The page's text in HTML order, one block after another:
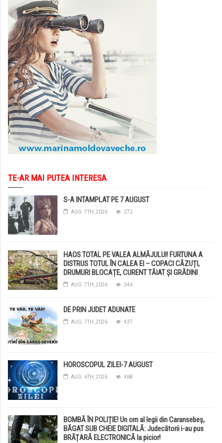
TE-AR MAI PUTEA INTERESA
S-A INTAMPLAT PE 7 AUGUST
AUG. 7TH, 2026 272
HAOS TOTAL PE VALEA ALMĂJULUI! FURTUNA A
DISTRUS TOTUL ÎN CALEA EI – COPACI CĂZUȚI,
DRUMURI BLOCAȚE, CURENT TĂIAT ȘI GRĂDINI
DISTRUSE DE GRINDINĂ!
AUG. 7TH, 2026 346
DE PRIN JUDET ADUNATE
AUG. 7TH, 2026 437
HOROSCOPUL ZILEI-7 AUGUST
AUG. 6TH, 2026 468
BOMBĂ ÎN POLIȚIE! Un om al legii din Caransebeș,
BĂGAT SUB CHEIE DIGITALĂ: Judecătorii i-au pus
BRĂȚARĂ ELECTRONICĂ la picior!